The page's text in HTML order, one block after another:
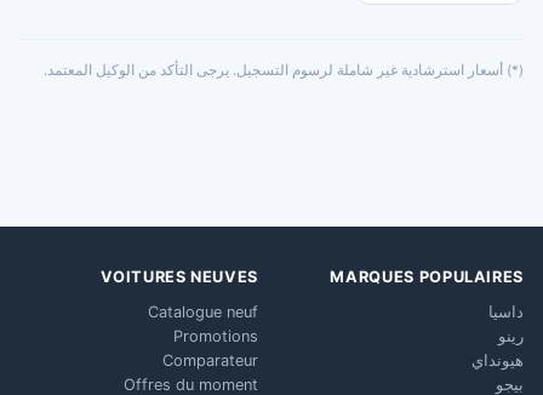
(*) أسعار استرشادية غير شاملة لرسوم التسجيل. يرجى التأكد من الوكيل المعتمد.
MARQUES POPULAIRES
داسيا
رينو
هيونداي
بيجو
VOITURES NEUVES
Catalogue neuf
Promotions
Comparateur
Offres du moment